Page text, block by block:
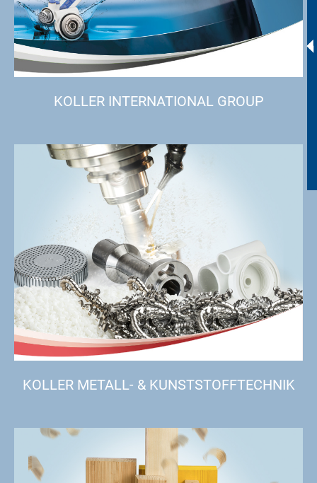
KOLLER INTERNATIONAL GROUP
KOLLER METALL- & KUNSTSTOFFTECHNIK